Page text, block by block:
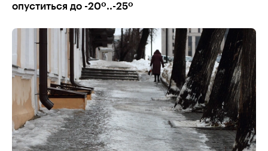
опуститься до -20º..-25º